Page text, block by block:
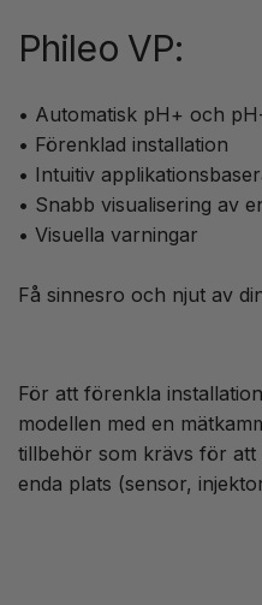
Phileo VP:
• Automatisk pH+ och
• Förenklad installation
• Intuitiv
• Snabb visualisering av
• Visuella varningar
Få sinnesro och njut av
För att förenkla
modellen med en
tillbehör som krävs för
enda plats (sensor,